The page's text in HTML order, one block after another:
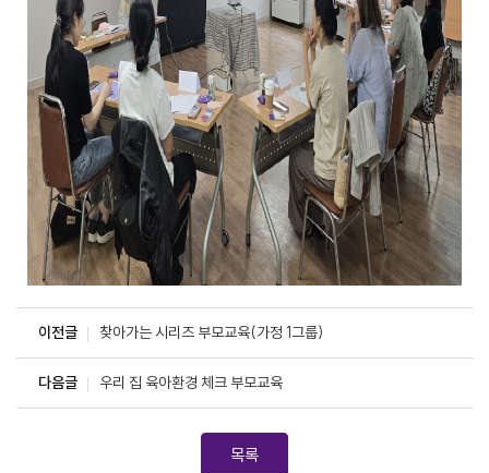
이전글 찾아가는 시리즈 부모교육(가정 1그룹)
다음글 우리 집 육아환경 체크 부모교육
목록